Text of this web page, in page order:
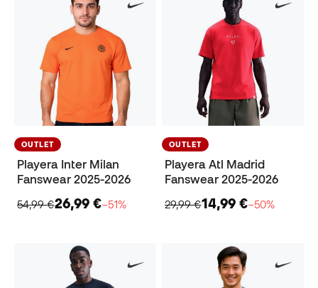
OUTLET
Playera Inter Milan
Fanswear 2025-2026
54,99 €26,99 €−51%
OUTLET
Playera Atl Madrid
Fanswear 2025-2026
29,99 €14,99 €−50%